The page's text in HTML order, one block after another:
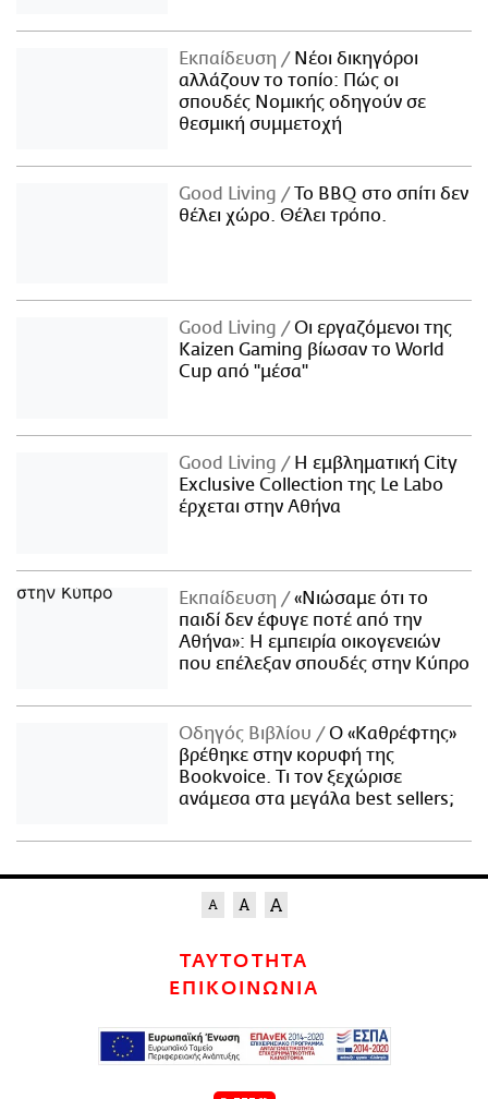
Εκπαίδευση
Νέοι δικηγόροι
αλλάζουν το τοπίο: Πώς οι
σπουδές Νομικής οδηγούν σε
θεσμική συμμετοχή
Good Living
Το BBQ στο σπίτι δεν
θέλει χώρο. Θέλει τρόπο.
Good Living
Οι εργαζόμενοι της
Kaizen Gaming βίωσαν το World
Cup από "μέσα"
Good Living
Η εμβληματική City
Exclusive Collection της Le Labo
έρχεται στην Αθήνα
Εκπαίδευση
«Νιώσαμε ότι το
παιδί δεν έφυγε ποτέ από την
Αθήνα»: Η εμπειρία οικογενειών
που επέλεξαν σπουδές στην Κύπρο
Οδηγός Βιβλίου
Ο «Καθρέφτης»
βρέθηκε στην κορυφή της
Bookvoice. Τι τον ξεχώρισε
ανάμεσα στα μεγάλα best sellers;
ΤΑΥΤΟΤΗΤΑ
ΕΠΙΚΟΙΝΩΝΙΑ